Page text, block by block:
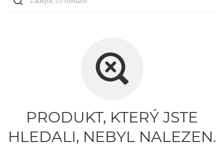
PRODUKT, KTERÝ JSTE
HLEDALI, NEBYL NALEZEN.